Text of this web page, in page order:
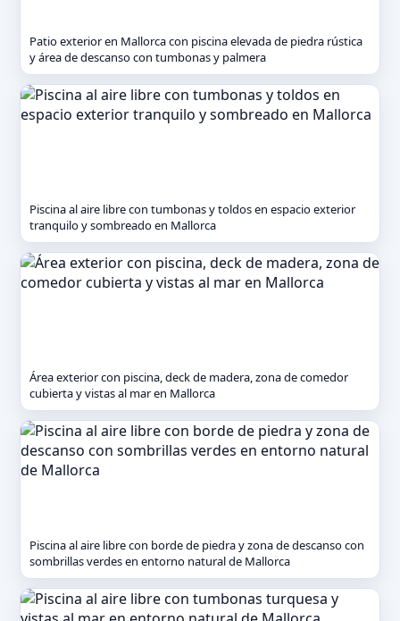
Patio exterior en Mallorca con piscina elevada de piedra rústica
y área de descanso con tumbonas y palmera
Piscina al aire libre con tumbonas y toldos en espacio exterior
tranquilo y sombreado en Mallorca
Área exterior con piscina, deck de madera, zona de comedor
cubierta y vistas al mar en Mallorca
Piscina al aire libre con borde de piedra y zona de descanso con
sombrillas verdes en entorno natural de Mallorca